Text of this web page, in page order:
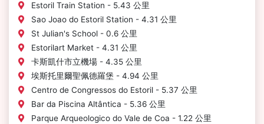
Estoril‎ Train Station - 5.43 公里
Sao Joao do Estoril Station - 4.31 公里
St Julian's School - 0.6 公里
Estorilart Market - 4.31 公里
卡斯凱什市立機場 - 4.35 公里
埃斯托里爾聖佩德羅堡 - 4.94 公里
Centro de Congressos do Estoril - 5.37 公里
Bar da Piscina Altântica - 5.36 公里
Parque Arqueologico do Vale de Coa - 1.22 公里